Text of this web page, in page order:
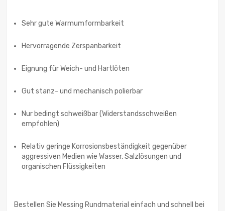
Sehr gute Warmumformbarkeit
Hervorragende Zerspanbarkeit
Eignung für Weich- und Hartlöten
Gut stanz- und mechanisch polierbar
Nur bedingt schweißbar (Widerstandsschweißen
empfohlen)
Relativ geringe Korrosionsbeständigkeit gegenüber
aggressiven Medien wie Wasser, Salzlösungen und
organischen Flüssigkeiten
Bestellen Sie Messing Rundmaterial einfach und schnell bei